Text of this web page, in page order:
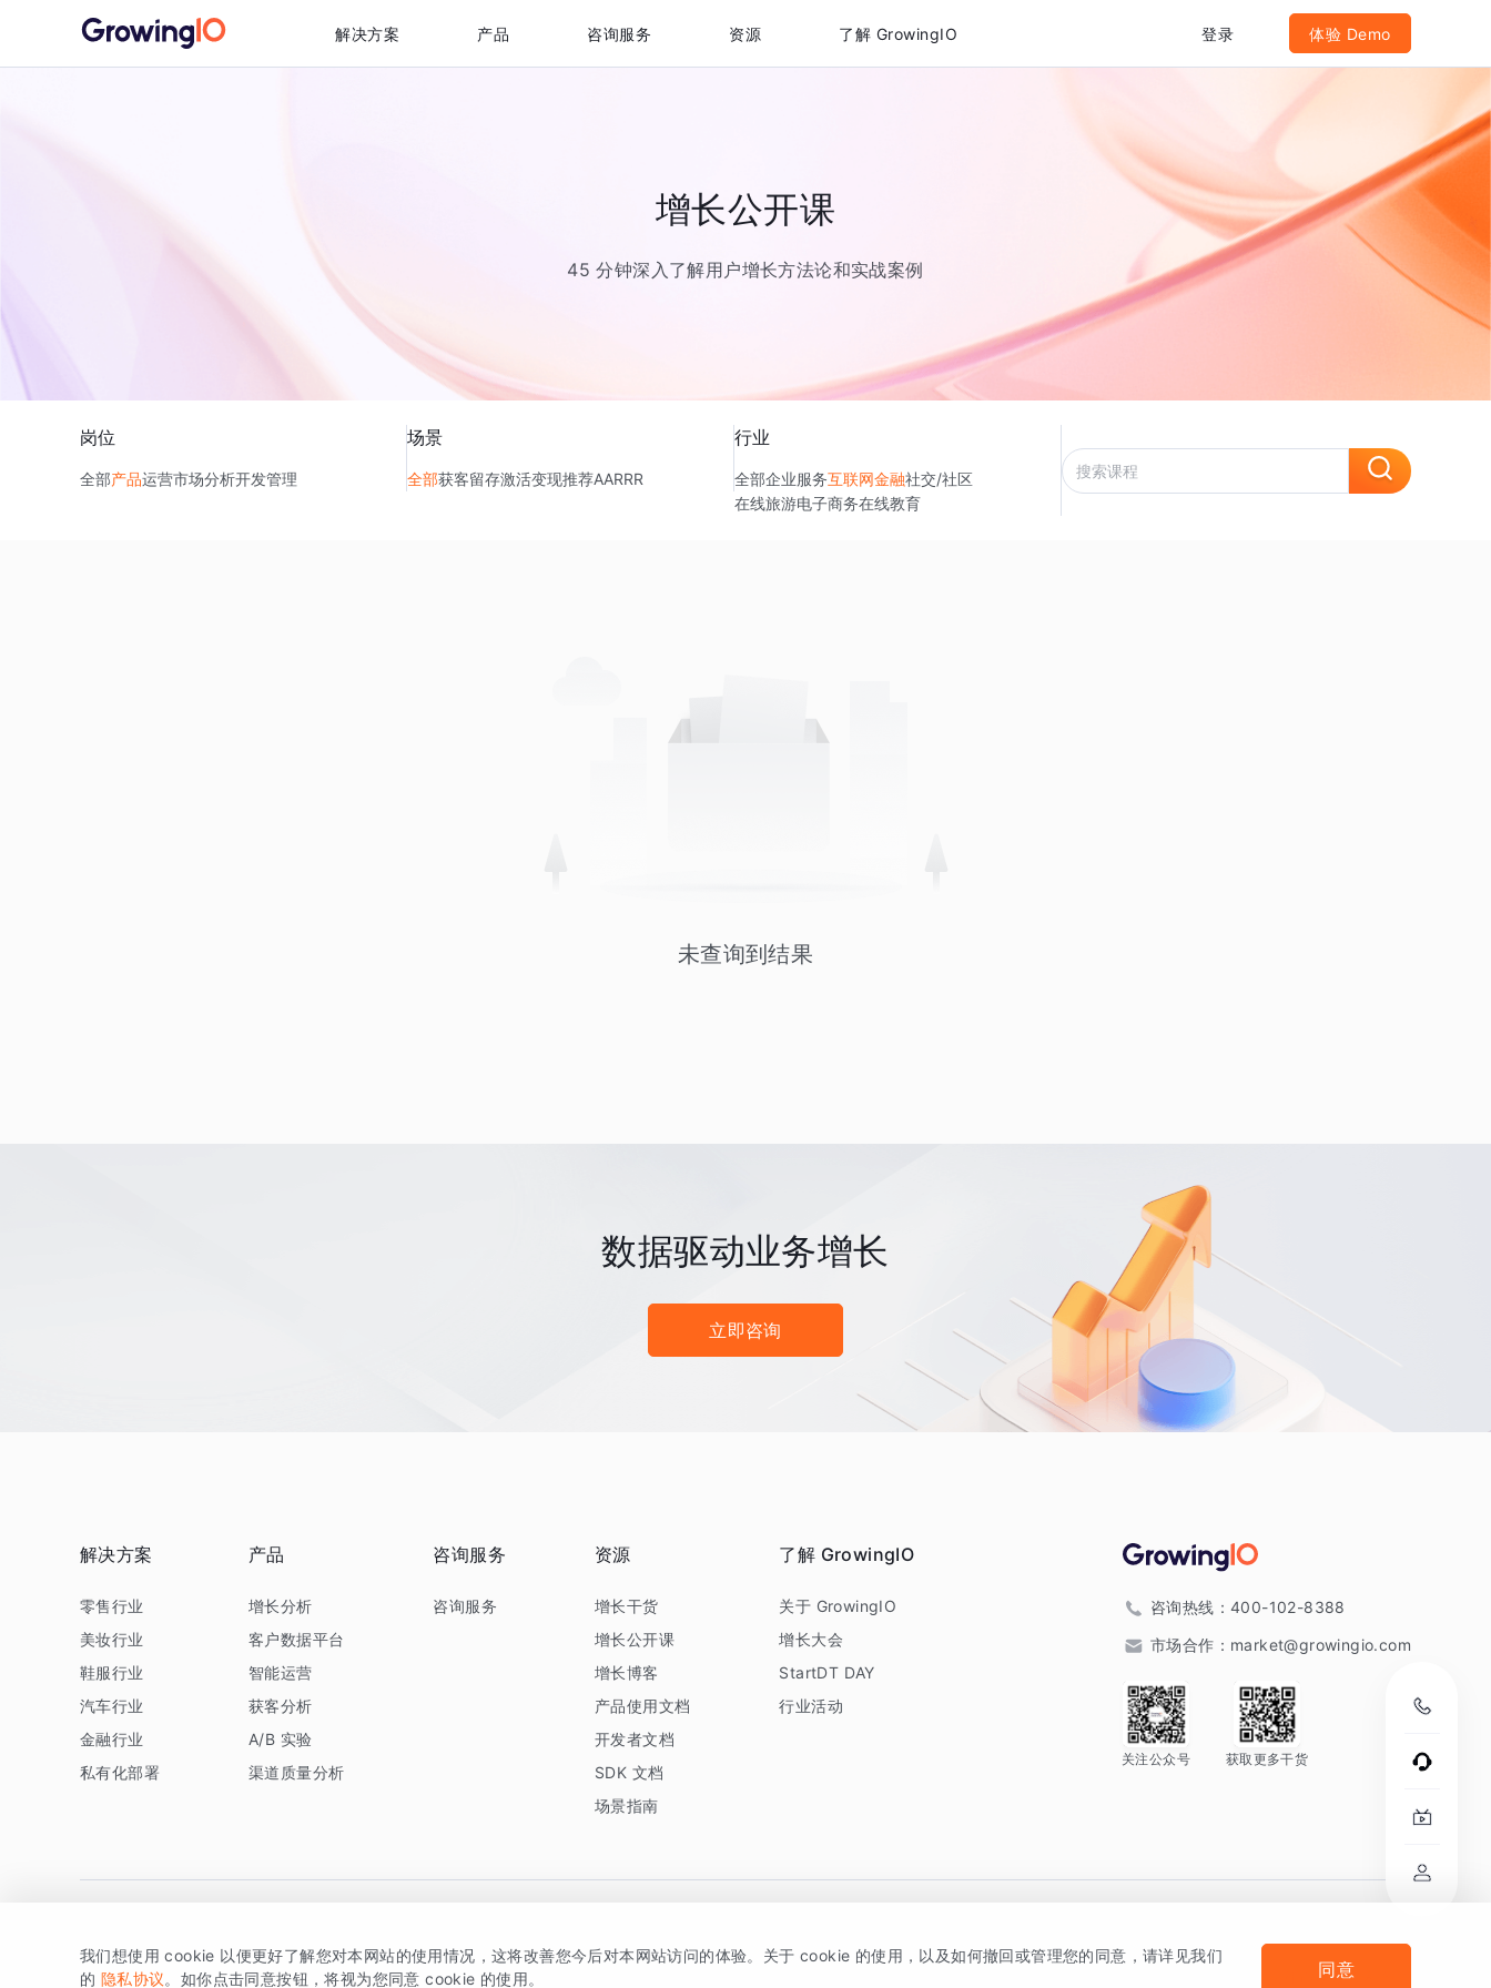
解决方案 产品 咨询服务 资源 了解 GrowingIO 登录 体验 Demo
增长公开课
45 分钟深入了解用户增长方法论和实战案例
岗位
全部产品运营市场分析开发管理
场景
全部获客留存激活变现推荐AARRR
行业
全部企业服务互联网金融社交/社区
在线旅游电子商务在线教育
未查询到结果
数据驱动业务增长
立即咨询
解决方案
零售行业
美妆行业
鞋服行业
汽车行业
金融行业
私有化部署
产品
增长分析
客户数据平台
智能运营
获客分析
A/B 实验
渠道质量分析
咨询服务
咨询服务
资源
增长干货
增长公开课
增长博客
产品使用文档
开发者文档
SDK 文档
场景指南
了解 GrowingIO
关于 GrowingIO
增长大会
StartDT DAY
行业活动
咨询热线： 400-102-8388
市场合作： market@growingio.com
关注公众号 获取更多干货
版权所有 © 北京易数科技有限公司SDK相关说明 京ICP备15038330号 法律声明及隐私条款
我们想使用 cookie 以便更好了解您对本网站的使用情况，这将改善您今后对本网站访问的体验。关于 cookie 的使用，以及如何撤回或管理您的同意，请详见我们
的 隐私协议。如你点击同意按钮，将视为您同意 cookie 的使用。 同意